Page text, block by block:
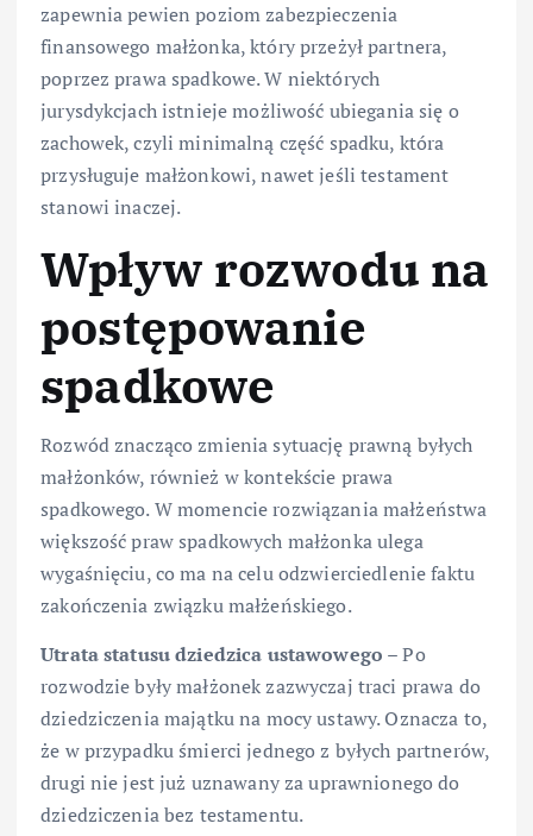
zapewnia pewien poziom zabezpieczenia
finansowego małżonka, który przeżył partnera,
poprzez prawa spadkowe. W niektórych
jurysdykcjach istnieje możliwość ubiegania się o
zachowek, czyli minimalną część spadku, która
przysługuje małżonkowi, nawet jeśli testament
stanowi inaczej.
Wpływ rozwodu na
postępowanie
spadkowe
Rozwód znacząco zmienia sytuację prawną byłych
małżonków, również w kontekście prawa
spadkowego. W momencie rozwiązania małżeństwa
większość praw spadkowych małżonka ulega
wygaśnięciu, co ma na celu odzwierciedlenie faktu
zakończenia związku małżeńskiego.
Utrata statusu dziedzica ustawowego – Po
rozwodzie były małżonek zazwyczaj traci prawa do
dziedziczenia majątku na mocy ustawy. Oznacza to,
że w przypadku śmierci jednego z byłych partnerów,
drugi nie jest już uznawany za uprawnionego do
dziedziczenia bez testamentu.